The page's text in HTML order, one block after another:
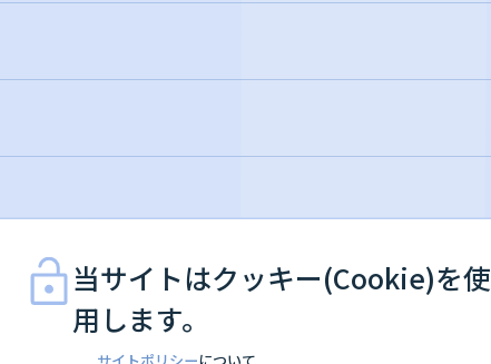
当サイトはクッキー(Cookie)を使
用します。
サイトポリシーについて